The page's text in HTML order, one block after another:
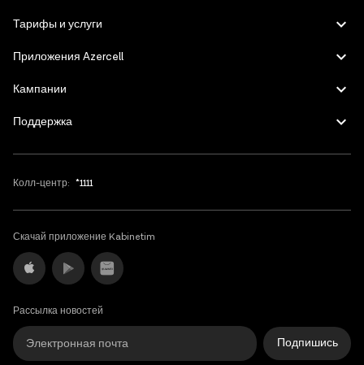
Тарифы и услуги
Приложения Azercell
Кампании
Поддержка
Колл-центр: *1111
Скачай приложение Kabinetim
Рассылка новостей
Подпишись